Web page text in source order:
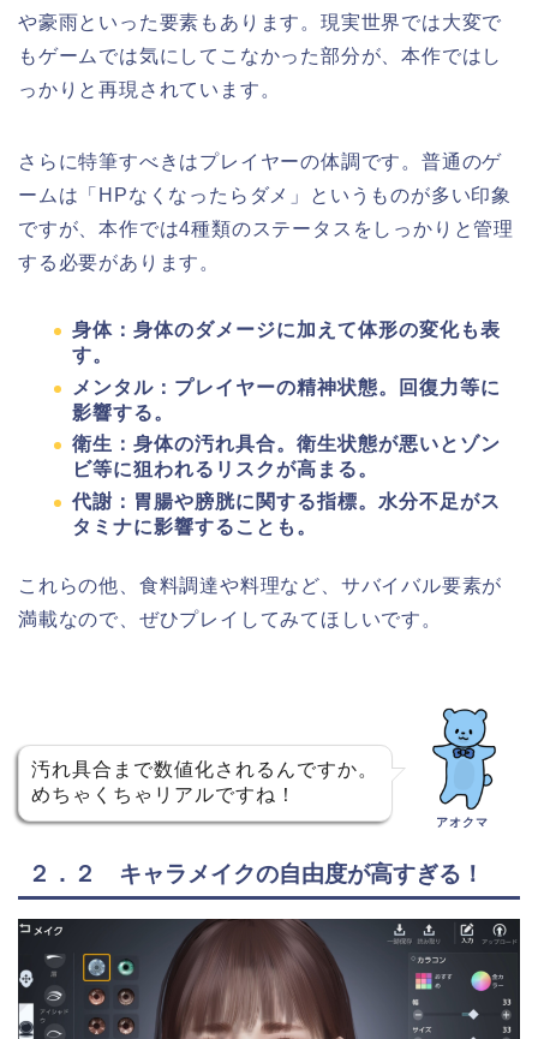
や豪雨といった要素もあります。現実世界では大変で
もゲームでは気にしてこなかった部分が、本作ではし
っかりと再現されています。
さらに特筆すべきはプレイヤーの体調です。普通のゲ
ームは「HPなくなったらダメ」というものが多い印象
ですが、本作では4種類のステータスをしっかりと管理
する必要があります。
身体 ：身体のダメージに加えて体形の変化も表
す。
メンタル：プレイヤーの精神状態。回復力等に
影響する。
衛生：身体の汚れ具合。衛生状態が悪いとゾン
ビ等に狙われるリスクが高まる。
代謝：胃腸や膀胱に関する指標。水分不足がス
タミナに影響することも。
これらの他、食料調達や料理など、サバイバル要素が
満載なので、ぜひプレイしてみてほしいです。
汚れ具合まで数値化されるんですか。
めちゃくちゃリアルですね！
アオクマ
２．２ キャラメイクの自由度が高すぎる！